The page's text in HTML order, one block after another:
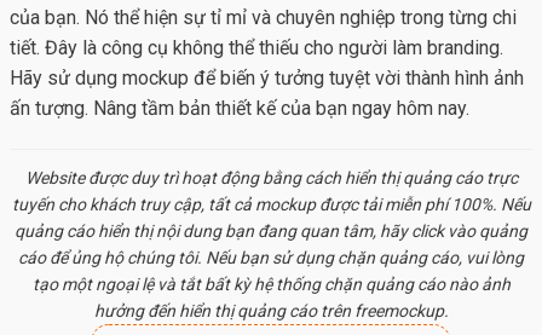
của bạn. Nó thể hiện sự tỉ mỉ và chuyên nghiệp trong từng chi
tiết. Đây là công cụ không thể thiếu cho người làm branding.
Hãy sử dụng mockup để biến ý tưởng tuyệt vời thành hình ảnh
ấn tượng. Nâng tầm bản thiết kế của bạn ngay hôm nay.
Website được duy trì hoạt động bằng cách hiển thị quảng cáo trực
tuyến cho khách truy cập, tất cả mockupđược tải miễn phí 100%. Nếu
quảng cáo hiển thị nội dung bạn đang quan tâm, hãy click vào quảng
cáo để ủng hộ chúng tôi. Nếu bạn sử dụng chặn quảng cáo, vui lòng
tạo một ngoại lệ và tắt bất kỳ hệ thống chặn quảng cáo nào ảnh
hưởng đến hiển thị quảng cáo trên freemockup.